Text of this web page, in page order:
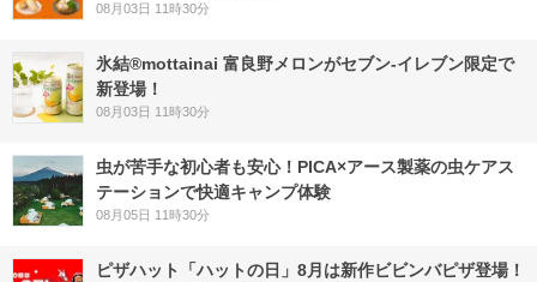
08月03日 11時30分
氷結®mottainai 富良野メロンがセブン‐イレブン限定で
新登場！
08月03日 11時30分
虫が苦手な初心者も安心！PICA×アース製薬の虫ケアス
テーションで快適キャンプ体験
08月05日 11時30分
ピザハット「ハットの日」8月は新作ビビンバピザ登場！